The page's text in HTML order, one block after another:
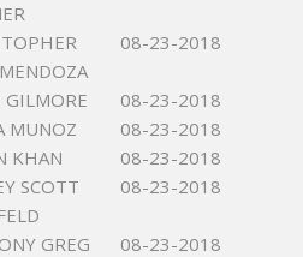
08-23-2018
GILMORE
08-23-2018
MUNOZ
08-23-2018
KHAN
08-23-2018
SCOTT
08-23-2018
GREG
08-23-2018